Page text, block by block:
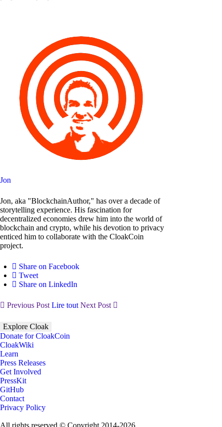
Jon
Jon, aka "BlockchainAuthor," has over a decade of
storytelling experience. His fascination for
decentralized economies drew him into the world of
blockchain and crypto, while his devotion to privacy
enticed him to collaborate with the CloakCoin
project.
Share on Facebook
Tweet
Share on LinkedIn
Previous Post Lire tout Next Post
Explore Cloak
Donate for CloakCoin
CloakWiki
Learn
Press Releases
Get Involved
PressKit
GitHub
Contact
Privacy Policy